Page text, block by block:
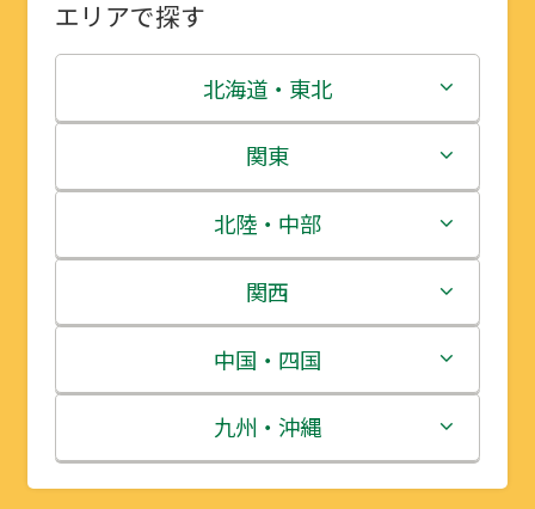
エリアで探す
北海道・東北
北海道
青森県
岩手県
宮城県
秋田県
山形県
関東
茨城県
栃木県
群馬県
埼玉県
千葉県
北陸・中部
新潟県
富山県
石川県
福井県
関西
三重県
滋賀県
京都府
中国・四国
鳥取県
島根県
九州・沖縄
福岡県